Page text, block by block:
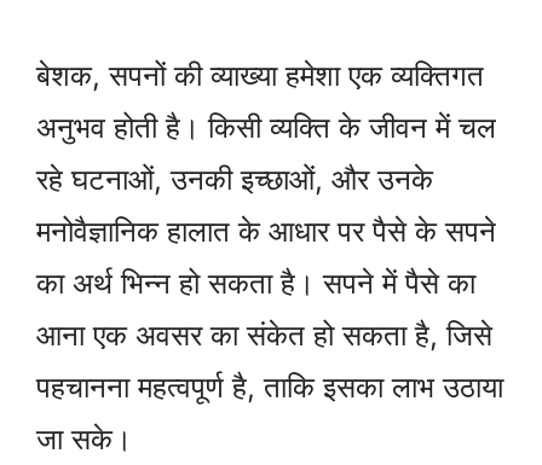
बेशक, सपनों की व्याख्या हमेशा एक व्यक्तिगत
अनुभव होती है। किसी व्यक्ति के जीवन में चल
रहे घटनाओं, उनकी इच्छाओं, और उनके
मनोवैज्ञानिक हालात के आधार पर पैसे के सपने
का अर्थ भिन्न हो सकता है। सपने में पैसे का
आना एक अवसर का संकेत हो सकता है, जिसे
पहचानना महत्वपूर्ण है, ताकि इसका लाभ उठाया
जा सके।